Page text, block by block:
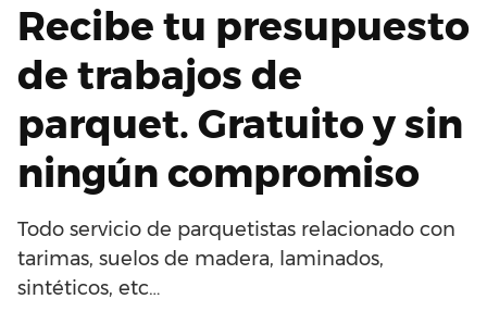
Recibe tu presupuesto
de trabajos de
parquet. Gratuito y sin
ningún compromiso
Todo servicio de parquetistas relacionado con
tarimas, suelos de madera, laminados,
sintéticos, etc…